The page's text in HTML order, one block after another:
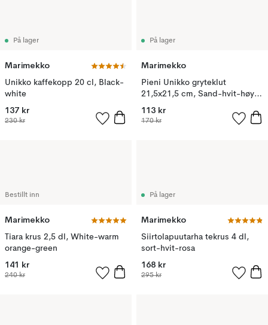
På lager
Marimekko
Unikko kaffekopp 20 cl, Black-
white
137 kr
230 kr
På lager
Marimekko
Pieni Unikko gryteklut
21,5x21,5 cm, Sand-hvit-høy-
smaragd
113 kr
170 kr
Bestillt inn
Marimekko
Tiara krus 2,5 dl, White-warm
orange-green
141 kr
240 kr
På lager
Marimekko
Siirtolapuutarha tekrus 4 dl,
sort-hvit-rosa
168 kr
295 kr